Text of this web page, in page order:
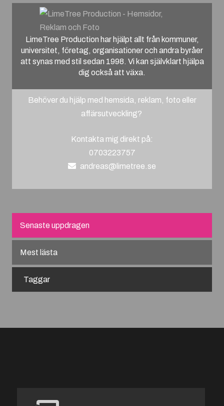
LimeTree Production har hjälpt allt från kommuner,
universitet, företag, organisationer och andra byråer
att synas med stil sedan 1998. Vi kan självklart hjälpa
dig också att växa.
Behöver du hjälp med hemsida, reklam, foto eller
affärsutveckling?
Kontakta mig direkt på:
0703223757
andreas@limetree.se
Senaste uppdragen
Mest lästa
Taggar